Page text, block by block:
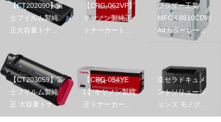
【CT202090】富
士フイルム製純
正大容量トナ...
【CRG-062VP】
キヤノン製純正
トナーカート...
ブラザー工業
MFC-L8610CDW
A4カラーレー...
【CT203059】富
士フイルム製純
正 大容量トナ...
【CRG-054YE
L】キヤノン製純
正トナーカー...
京セラドキュメ
ントソリューシ
ョンズ モノク...